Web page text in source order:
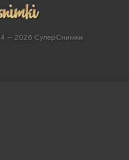
— 2026 СуперСнимки